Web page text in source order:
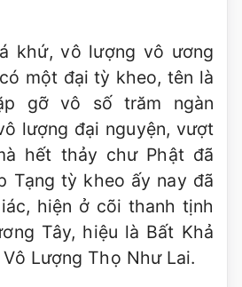
khứ, vô lượng vô ương
một đại tỳ kheo, tên là
gỡ vô số trăm ngàn
lượng đại nguyện, vượt
hết thảy chư Phật đã
Tạng tỳ kheo ấy nay đã
hiện ở cõi thanh tịnh
Tây, hiệu là Bất Khả
Lượng Thọ Như Lai.